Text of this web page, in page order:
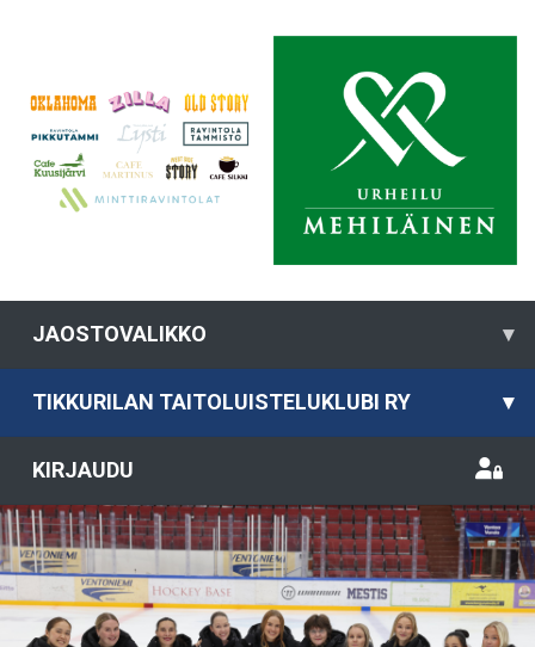
JAOSTOVALIKKO ▾
TIKKURILAN TAITOLUISTELUKLUBI RY ▾
KIRJAUDU